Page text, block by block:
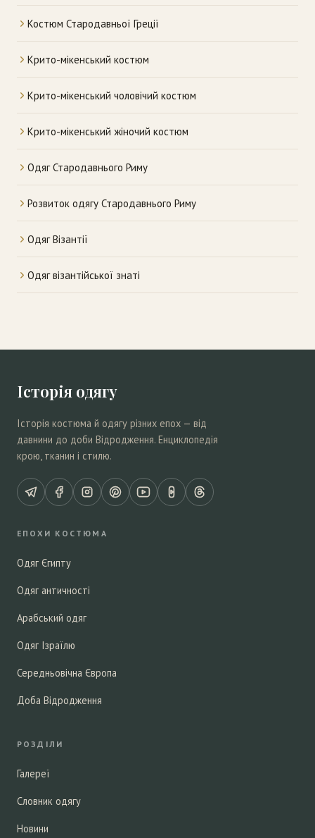
Костюм Стародавньої Греції
Крито-мікенський костюм
Крито-мікенський чоловічий костюм
Крито-мікенський жіночий костюм
Одяг Стародавнього Риму
Розвиток одягу Стародавнього Риму
Одяг Візантії
Одяг візантійської знаті
Історія одягу
Історія костюма й одягу різних епох — від
давнини до доби Відродження. Енциклопедія
крою, тканин і стилю.
ЕПОХИ КОСТЮМА
Одяг Єгипту
Одяг античності
Арабський одяг
Одяг Ізраїлю
Середньовічна Європа
Доба Відродження
РОЗДІЛИ
Галереї
Словник одягу
Новини